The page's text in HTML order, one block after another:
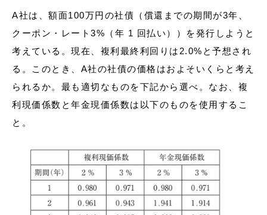
A社は、額面100万円の社債（償還までの期間が3年、
クーポン・レート3%（年 1 回払い））を発行しようと
考えている。現在、複利最終利回りは2.0%と予想され
る。このとき、A社の社債の価格はおよそいくらと考え
られるか。最も適切なものを下記から選べ。なお、複
利現価係数と年金現価係数は以下のものを使用するこ
と。